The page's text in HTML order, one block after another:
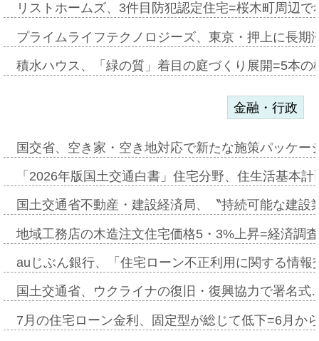
リストホームズ、3件目防犯認定住宅=桜木町周辺
プライムライフテクノロジーズ、東京・押上に長
積水ハウス、「緑の質」着目の庭づくり展開=5本
金融・行政
国交省、空き家・空き地対応で新たな施策パッケ
「2026年版国土交通白書」住宅分野、住生活基本
国土交通省不動産・建設経済局、〝持続可能な建
地域工務店の木造注文住宅価格5・3%上昇=経済調
auじぶん銀行、「住宅ローン不正利用に関する情
国土交通省、ウクライナの復旧・復興協力で署名
7月の住宅ローン金利、固定型が総じて低下=6月か